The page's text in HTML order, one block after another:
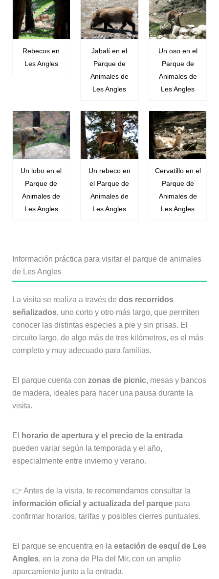
Rebecos en
Les Angles
Jabalí en el
Parque de
Animales de
Les Angles
Un oso en el
Parque de
Animales de
Les Angles
Un lobo en el
Parque de
Animales de
Les Angles
Un rebeco en
el Parque de
Animales de
Les Angles
Cervatillo en el
Parque de
Animales de
Les Angles
Información práctica para visitar el parque de animales
de Les Angles
La visita se realiza a través de dos recorridos
señalizados, uno corto y otro más largo, que permiten
conocer las distintas especies a pie y sin prisas. El
circuito largo, de algo más de tres kilómetros, es el más
completo y muy adecuado para familias.
El parque cuenta con zonas de picnic, mesas y bancos
de madera, ideales para hacer una pausa durante la
visita.
El
horario de apertura y el precio de la entrada
pueden variar según la temporada y el año,
especialmente entre invierno y verano.
👉 Antes de la visita, te recomendamos consultar la
información oficial y actualizada del parquepara
confirmar horarios, tarifas y posibles cierres puntuales.
El parque se encuentra en la estación de esquí de Les
Angles, en la zona de Pla del Mir, con un amplio
aparcamiento junto a la entrada.